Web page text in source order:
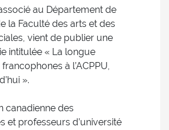
au Département de
la Faculté des arts et des
vient de publier une
intitulée « La longue
à l’ACPPU,
».
canadienne des
et professeurs d’université